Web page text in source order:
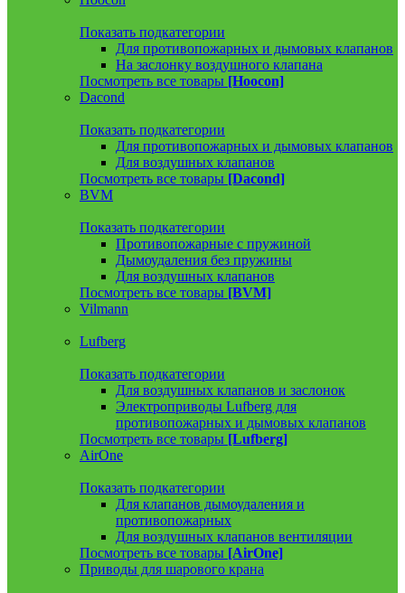
Показать подкатегории
Для противопожарных и дымовых клапанов
На заслонку воздушного клапана
Посмотреть все товары [Hoocon]
Dacond
Показать подкатегории
Для противопожарных и дымовых клапанов
Для воздушных клапанов
Посмотреть все товары [Dacond]
BVM
Показать подкатегории
Противопожарные с пружиной
Дымоудаления без пружины
Для воздушных клапанов
Посмотреть все товары [BVM]
Vilmann
Lufberg
Показать подкатегории
Для воздушных клапанов и заслонок
Электроприводы Lufberg для
противопожарных и дымовых клапанов
Посмотреть все товары [Lufberg]
AirOne
Показать подкатегории
Для клапанов дымоудаления и
противопожарных
Для воздушных клапанов вентиляции
Посмотреть все товары [AirOne]
Приводы для шарового крана